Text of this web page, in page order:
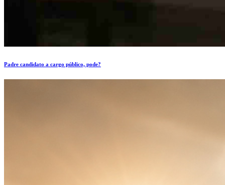
Padre candidato a cargo público, pode?